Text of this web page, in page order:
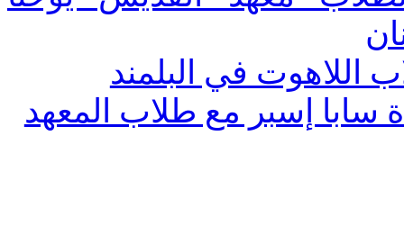
اللاهوت في البلمند
سابا إسبر مع طلاب المعهد